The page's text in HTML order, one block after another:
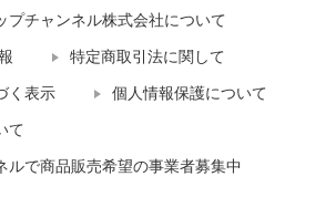
プチャンネル株式会社について
特定商取引法に関して
く表示 個人情報保護について
て
ルで商品販売希望の事業者募集中